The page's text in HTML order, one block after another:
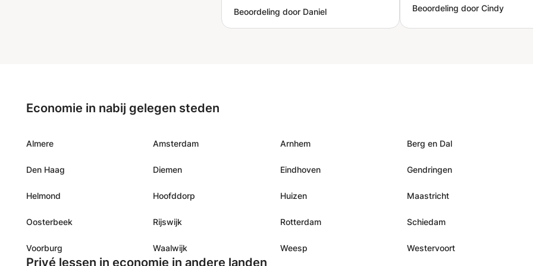
Beoordeling door Daniel Beoordeling door Cindy
Economie in nabij gelegen steden
Almere Amsterdam Arnhem Berg en Dal
Den Haag Diemen Eindhoven Gendringen
Helmond Hoofddorp Huizen Maastricht
Oosterbeek Rijswijk Rotterdam Schiedam
Voorburg Waalwijk Weesp Westervoort
Privé lessen in economie in andere landen